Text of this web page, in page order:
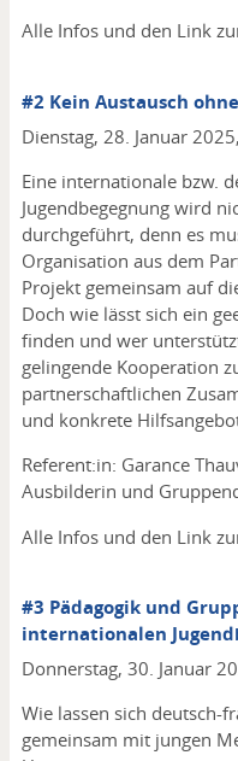
Alle Infos und den Link
#2 Kein Austausch
Dienstag, 28. Januar
Eine internationale bzw.
Jugendbegegnung wird
durchgeführt, denn es
Organisation aus dem
Projekt gemeinsam auf
Doch wie lässt sich ein
finden und wer
gelingende Kooperation
partnerschaftlichen
und konkrete
Referent:in: Garance
Ausbilderin und
Alle Infos und den Link
#3 Pädagogik und
internationalen
Donnerstag, 30. Januar
Wie lassen sich deutsch-
gemeinsam mit jungen